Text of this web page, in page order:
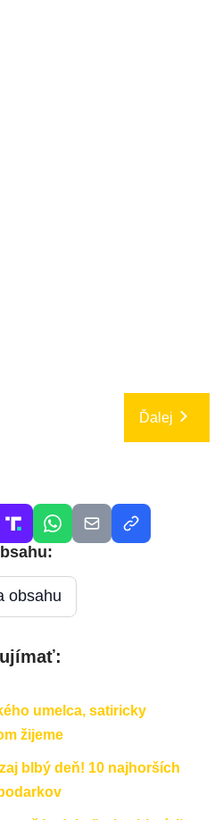
Ďalej
obsahu
umelca, satiricky
žijeme
blbý deň! 10 najhorších